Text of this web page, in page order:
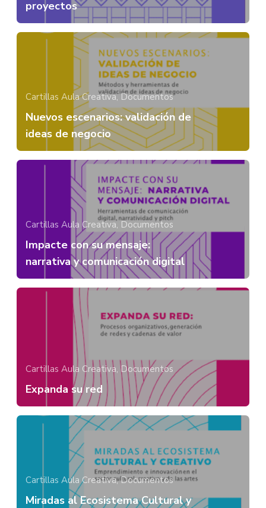
proyectos
Cartillas Aula Creativa,Documentos
Nuevos escenarios: validación de
ideas de negocio
Cartillas Aula Creativa, Documentos
Impacte con su mensaje:
narrativa y comunicación digital
Cartillas Aula Creativa,Documentos
Expanda su red
Cartillas Aula Creativa,Documentos
Miradas al Ecosistema Cultural y